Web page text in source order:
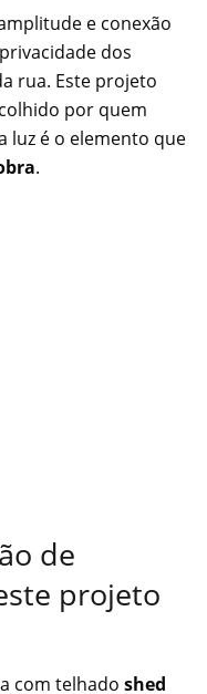
e conexão
dos
rua. Este projeto
por quem
luz é o elemento que
.
de
projeto
com telhado shed